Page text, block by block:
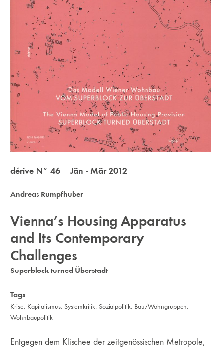
dérive N° 46 Jän - Mär 2012
Andreas Rumpfhuber
Vienna’s Housing Apparatus
and Its Contemporary
Challenges
Superblock turned Überstadt
Tags
Krise, Kapitalismus, Systemkritik, Sozialpolitik, Bau/Wohngruppen,
Wohnbaupolitik
Entgegen dem Klischee der zeitgenössischen Metropole,